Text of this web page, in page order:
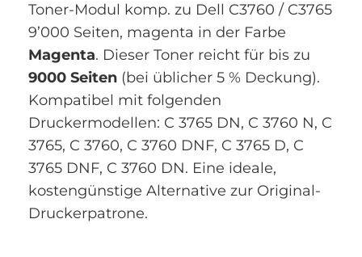
Toner-Modul komp. zu Dell C3760 / C3765
9’000 Seiten, magenta in der Farbe
Magenta. Dieser Toner reicht für bis zu
9000 Seiten (bei üblicher 5 % Deckung).
Kompatibel mit folgenden
Druckermodellen: C 3765 DN, C 3760 N, C
3765, C 3760, C 3760 DNF, C 3765 D, C
3765 DNF, C 3760 DN. Eine ideale,
kostengünstige Alternative zur Original-
Druckerpatrone.